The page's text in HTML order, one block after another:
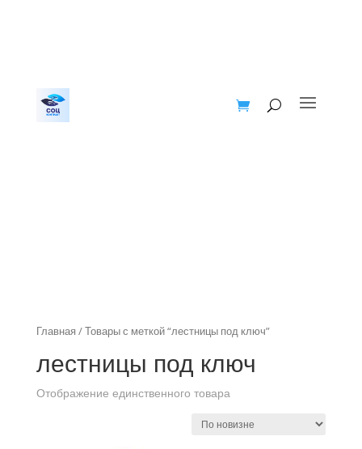
Главная / Товары с меткой “лестницы под ключ”
лестницы под ключ
Отображение единственного товара